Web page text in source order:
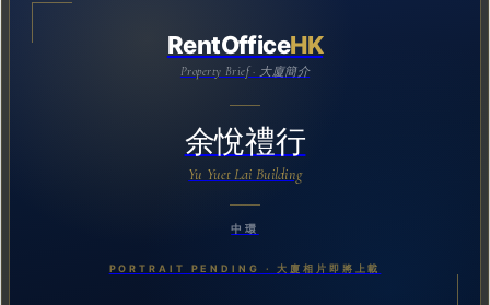
RentOfficeHK
Property Brief · 大廈簡介
余悅禮行
Yu Yuet Lai Building
中環
PORTRAIT PENDING · 大廈相片即將上載